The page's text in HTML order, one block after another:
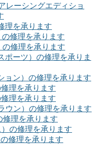
レーシングエディショ
理を承ります
修理を承ります
修理を承ります
ポーツ）の修理を承りま
ョン）の修理を承ります
理を承ります
理を承ります
ウン）の修理を承ります
修理を承ります
の修理を承ります
修理を承ります